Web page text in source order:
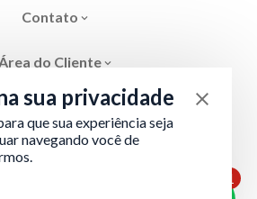
Contato
do Cliente
1
sua privacidade
que sua experiência seja
navegando você de